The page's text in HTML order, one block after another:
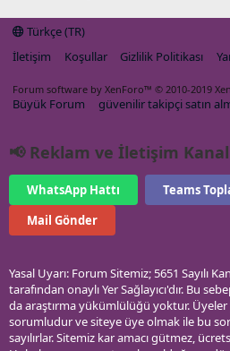
Türkçe (TR)
İletişim
Koşullar Gizlilik Politikası
Forum software by XenForo™ © 2010-2019
Büyük Forum güvenilir takipçi satın
📢 Reklam ve İletişim
WhatsApp Hattı Teams
Mail Gönder
Yasal Uyarı: Forum Sitemiz; 5651 Sayılı
tarafından onaylı Yer Sağlayıcı'dır. Bu
da araştırma yükümlülüğü yoktur. Üyeler
sorumludur ve siteye üye olmak ile bu
sayılırlar. Sitemiz kar amacı gütmez,